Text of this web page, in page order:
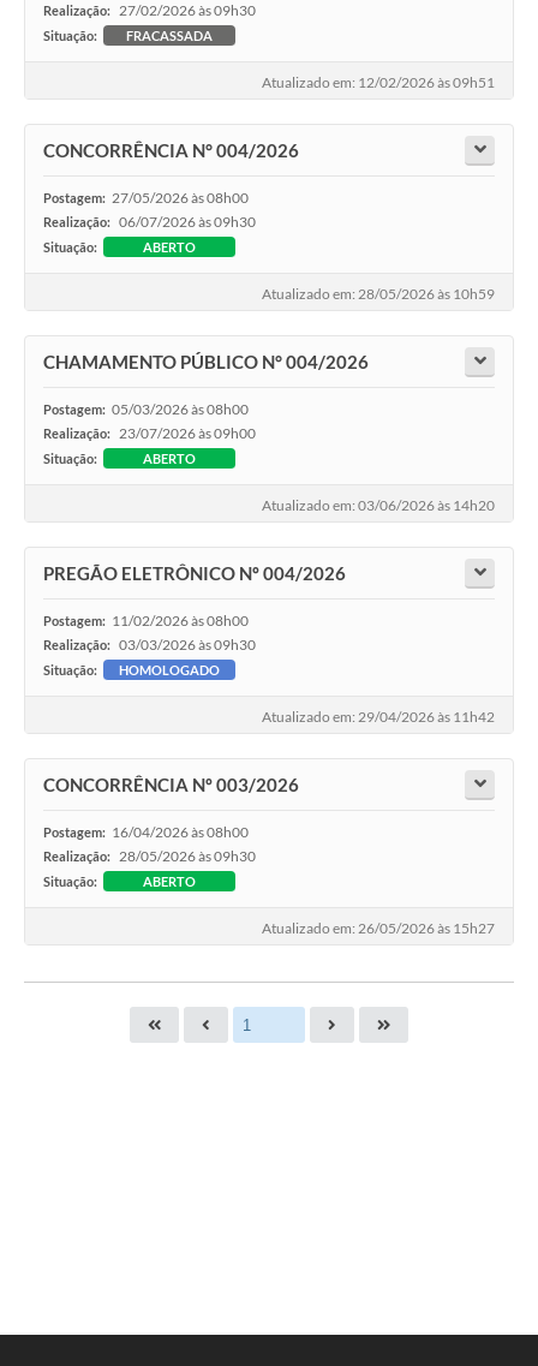
Realização: 27/02/2026 às 09h30
Situação: FRACASSADA
Atualizado em: 12/02/2026 às 09h51
CONCORRÊNCIA N° 004/2026
Postagem: 27/05/2026 às 08h00
Realização: 06/07/2026 às 09h30
Situação: ABERTO
Atualizado em: 28/05/2026 às 10h59
CHAMAMENTO PÚBLICO N° 004/2026
Postagem: 05/03/2026 às 08h00
Realização: 23/07/2026 às 09h00
Situação: ABERTO
Atualizado em: 03/06/2026 às 14h20
PREGÃO ELETRÔNICO Nº 004/2026
Postagem: 11/02/2026 às 08h00
Realização: 03/03/2026 às 09h30
Situação: HOMOLOGADO
Atualizado em: 29/04/2026 às 11h42
CONCORRÊNCIA Nº 003/2026
Postagem: 16/04/2026 às 08h00
Realização: 28/05/2026 às 09h30
Situação: ABERTO
Atualizado em: 26/05/2026 às 15h27